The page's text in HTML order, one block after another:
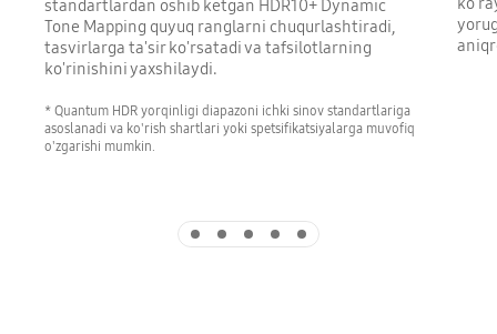
standartlardan oshib ketgan HDR10+ Dynamic
Tone Mapping quyuq ranglarni chuqurlashtiradi,
tasvirlarga ta'sir ko'rsatadi va tafsilotlarning
ko'rinishini yaxshilaydi.
* Quantum HDR yorqinligi diapazoni ichki sinov standartlariga
asoslanadi va ko'rish shartlari yoki spetsifikatsiyalarga muvofiq
o'zgarishi mumkin.